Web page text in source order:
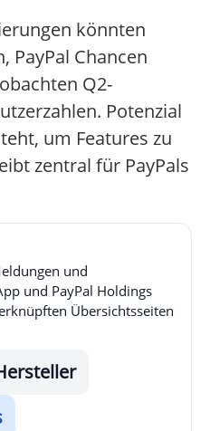
könnten
PayPal Chancen
Q2-
Potenzial
um Features zu
zentral für PayPals
und
und PayPal Holdings
Übersichtsseiten